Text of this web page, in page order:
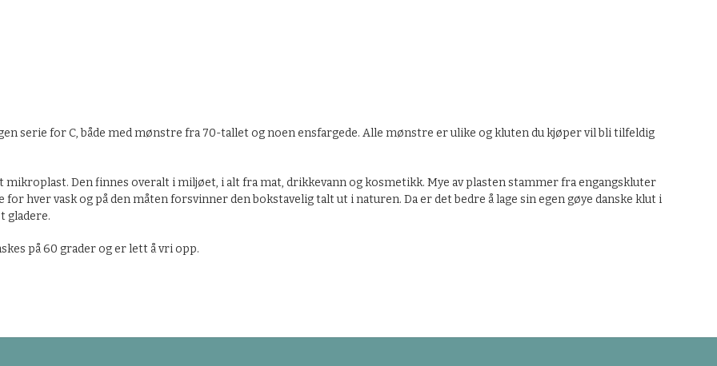
serie for C, både med mønstre fra 70-tallet og noen ensfargede. Alle mønstre er ulike og kluten du kjøper vil bli tilfeldig
mikroplast. Den finnes overalt i miljøet, i alt fra mat, drikkevann og kosmetikk. Mye av plasten stammer fra engangskluter
hver vask og på den måten forsvinner den bokstavelig talt ut i naturen. Da er det bedre å lage sin egen gøye danske klut i
gladere.
på 60 grader og er lett å vri opp.